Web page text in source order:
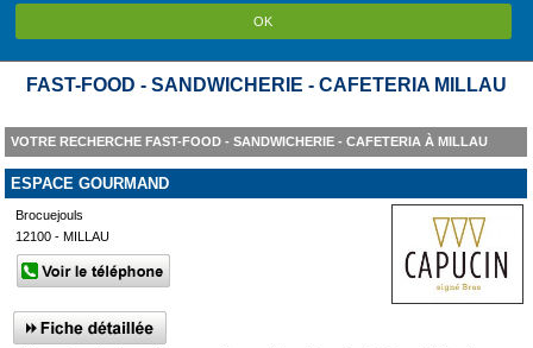
OK
FAST-FOOD - SANDWICHERIE - CAFETERIA MILLAU
VOTRE RECHERCHE FAST-FOOD - SANDWICHERIE - CAFETERIA À MILLAU
ESPACE GOURMAND
Brocuejouls
12100 - MILLAU